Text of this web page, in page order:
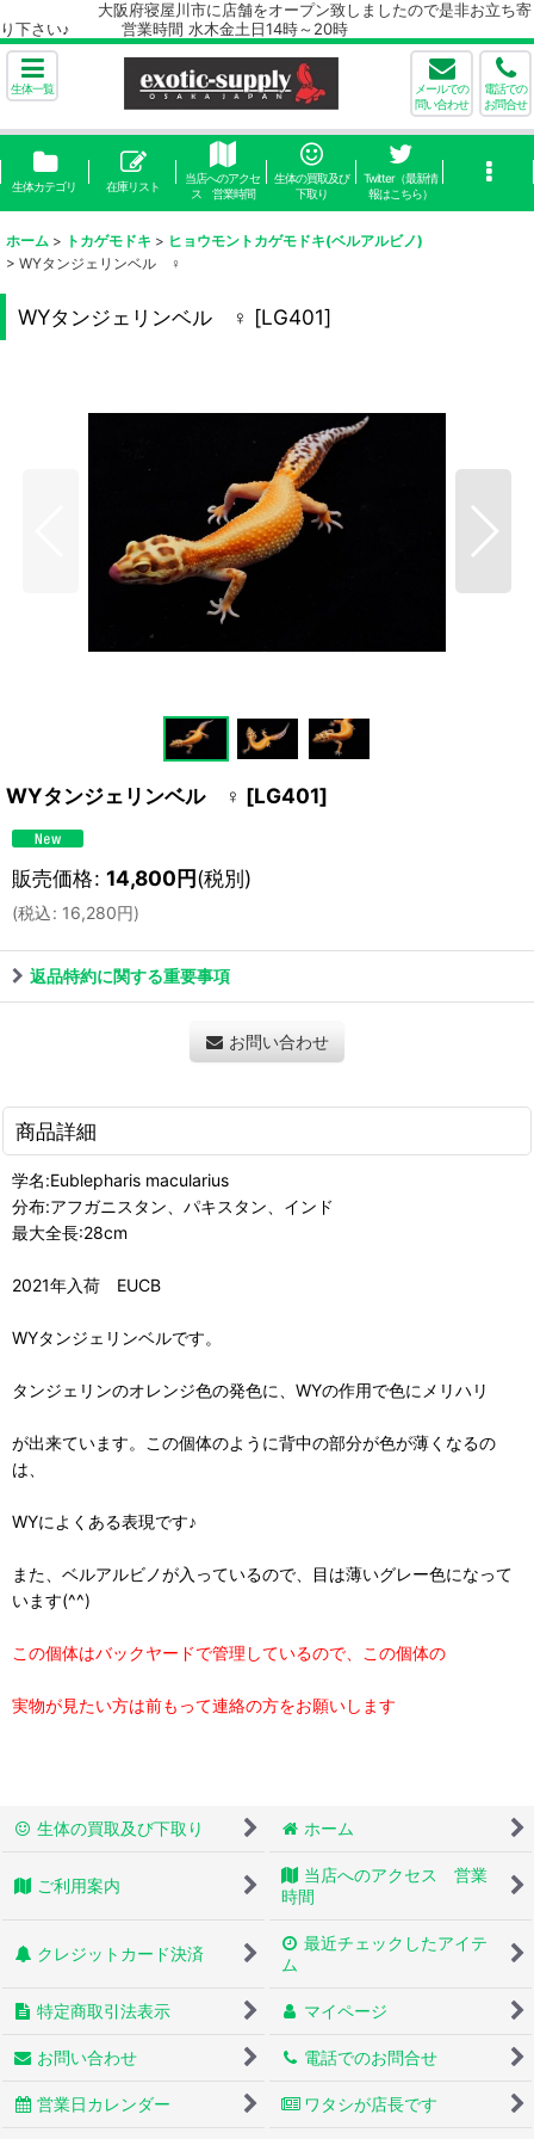
大阪府寝屋川市に店舗をオープン致しましたので是非お立ち寄
り下さい♪ 営業時間 水木金土日14時～20時
生体一覧
メールでの
問い合わせ
電話での
お問合せ
生体カテゴリ 在庫リスト
当店へのアクセ
ス 営業時間
生体の買取及び
下取り
Twitter（最新情
報はこちら）
ホーム > トカゲモドキ > ヒョウモントカゲモドキ(ベルアルビノ)
> WYタンジェリンベル ♀
WYタンジェリンベル ♀ [LG401]
WYタンジェリンベル ♀ [LG401]
販売価格: 14,800円(税別)
(税込: 16,280円)
返品特約に関する重要事項
お問い合わせ
商品詳細
学名:Eublepharis macularius
分布:アフガニスタン、パキスタン、インド
最大全長:28cm
2021年入荷 EUCB
WYタンジェリンベルです。
タンジェリンのオレンジ色の発色に、WYの作用で色にメリハリ
が出来ています。この個体のように背中の部分が色が薄くなるの
は、
WYによくある表現です♪
また、ベルアルビノが入っているので、目は薄いグレー色になって
います(^^)
この個体はバックヤードで管理しているので、この個体の
実物が見たい方は前もって連絡の方をお願いします
生体の買取及び下取り ホーム
ご利用案内
当店へのアクセス 営業
時間
クレジットカード決済
最近チェックしたアイテ
ム
特定商取引法表示 マイページ
お問い合わせ 電話でのお問合せ
営業日カレンダー ワタシが店長です